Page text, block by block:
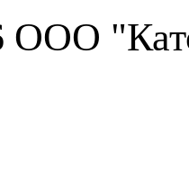
ООО